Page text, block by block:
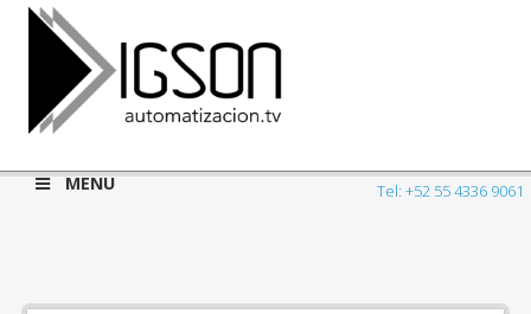
MENU Tel: +52 55 4336 9061